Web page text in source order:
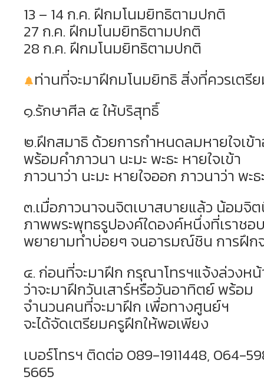
13 – 14 ก.ค. ฝึกมโนมยิทธิตามปกติ
27 ก.ค. ฝึกมโนมยิทธิตามปกติ
28 ก.ค. ฝึกมโนมยิทธิตามปกติ
ท่านที่จะมาฝึกมโนมยิทธิ สิ่งที่ควรเตรี
๑.รักษาศีล ๕ ให้บริสุทธิ์
๒.ฝึกสมาธิ ด้วยการกำหนดลมหายใจเข้
พร้อมคำภาวนา นะมะ พะธะ หายใจเข้า
ภาวนาว่า นะมะ หายใจออก ภาวนาว่า พะธ
๓.เมื่อภาวนาจนจิตเบาสบายแล้ว น้อมจิ
ภาพพระพุทธรูปองค์ใดองค์หนึ่งที่เราชอ
พยายามทำบ่อยๆ จนอารมณ์ชิน การฝึกจ
๔. ก่อนที่จะมาฝึก กรุณาโทรฯแจ้งล่วงห
ว่าจะมาฝึกวันเสาร์หรือวันอาทิตย์ พร้อม
จำนวนคนที่จะมาฝึก เพื่อทางศูนย์ฯ
จะได้จัดเตรียมครูฝึกให้พอเพียง
เบอร์โทรฯ ติดต่อ 089-1911448, 064-
5665